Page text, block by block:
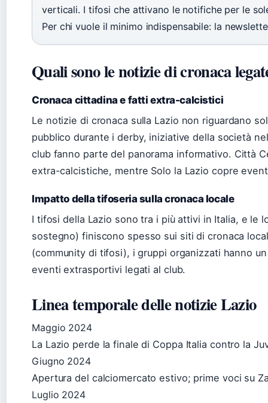
verticali. I tifosi che attivano le notifiche per le
Per chi vuole il minimo indispensabile: la
Quali sono le notizie di cronaca
Cronaca cittadina e fatti extra-calcistici
Le notizie di cronaca sulla Lazio non riguardano
pubblico durante i derby, iniziative della società
club fanno parte del panorama informativo. Città
extra-calcistiche, mentre Solo la Lazio copre
Impatto della tifoseria sulla cronaca locale
I tifosi della Lazio sono tra i più attivi in Italia, e le
sostegno) finiscono spesso sui siti di cronaca
(community di tifosi), i gruppi organizzati hanno
eventi extrasportivi legati al club.
Linea temporale delle notizie Lazio
Maggio 2024
La Lazio perde la finale di Coppa Italia contro la
Giugno 2024
Apertura del calciomercato estivo; prime voci su
Luglio 2024